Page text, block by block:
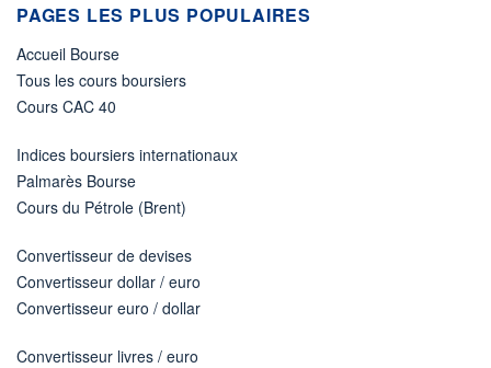
PAGES LES PLUS POPULAIRES
Accueil Bourse
Tous les cours boursiers
Cours CAC 40
Indices boursiers internationaux
Palmarès Bourse
Cours du Pétrole (Brent)
Convertisseur de devises
Convertisseur dollar / euro
Convertisseur euro / dollar
Convertisseur livres / euro